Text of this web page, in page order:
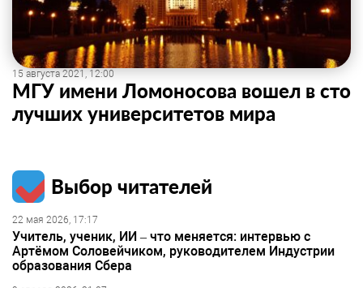
15 августа 2021, 12:00
МГУ имени Ломоносова вошел в сто
лучших университетов мира
Выбор читателей
22 мая 2026, 17:17
Учитель, ученик, ИИ – что меняется: интервью с
Артёмом Соловейчиком, руководителем Индустрии
образования Сбера